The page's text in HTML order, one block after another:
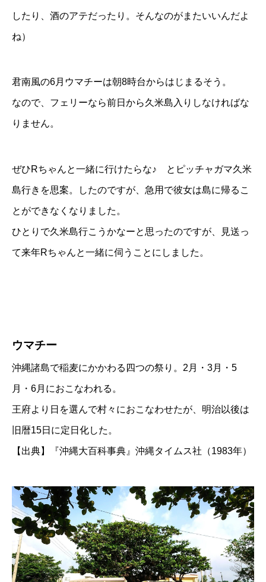
したり、酒のアテだったり。そんなのがまたいいんだよ
ね）
君南風の6月ウマチーは朝8時台からはじまるそう。
なので、フェリーなら前日から久米島入りしなければな
りません。
ぜひRちゃんと一緒に行けたらな♪ とピッチャガマ久米
島行きを思案。したのですが、急用で彼女は島に帰るこ
とができなくなりました。
ひとりで久米島行こうかなーと思ったのですが、見送っ
て来年Rちゃんと一緒に伺うことにしました。
ウマチー
沖縄諸島で稲麦にかかわる四つの祭り。2月・3月・5
月・6月におこなわれる。
王府より日を選んで村々におこなわせたが、明治以後は
旧暦15日に定日化した。
【出典】『沖縄大百科事典』沖縄タイムス社（1983年）